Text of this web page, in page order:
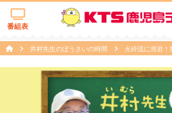
番組表
井村先生のぼうさいの時間 火砕流に溶岩